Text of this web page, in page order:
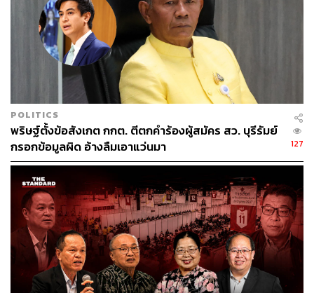
POLITICS
พริษฐ์ตั้งข้อสังเกต กกต. ตีตกคำร้องผู้สมัคร สว. บุรีรัมย์
กรอกข้อมูลผิด อ้างลืมเอาแว่นมา
127